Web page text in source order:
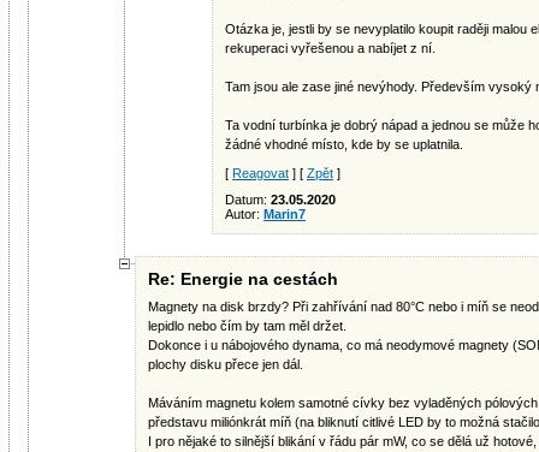
Otázka je, jestli by se nevyplatilo koupit raději malou
rekuperaci vyřešenou a nabíjet z ní.
Tam jsou ale zase jiné nevýhody. Především vysoký
Ta vodní turbínka je dobrý nápad a jednou se může
žádné vhodné místo, kde by se uplatnila.
[ Reagovat ] [ Zpět ]
Datum: 23.05.2020
Autor: Marin7
Re: Energie na cestách
Magnety na disk brzdy? Při zahřívání nad 80°C nebo i míň se
lepidlo nebo čím by tam měl držet.
Dokonce i u nábojového dynama, co má neodymové magnety
plochy disku přece jen dál.
Máváním magnetu kolem samotné cívky bez vyladěných
představu miliónkrát míň (na bliknutí citlivé LED by to možná
I pro nějaké to silnější blikání v řádu pár mW, co se dělá už